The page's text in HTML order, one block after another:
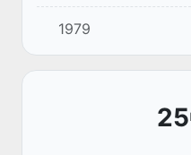
ozod qildi. Vazir 11
chalingan edi.
1979
25